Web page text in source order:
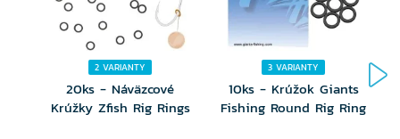
2 VARIANTY
20ks - Náväzcové
Krúžky Zfish Rig Rings
3 VARIANTY
10ks - Krúžok Giants
Fishing Round Rig Ring